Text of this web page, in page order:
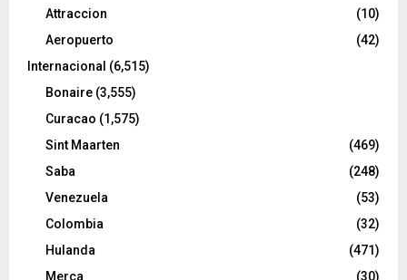
Attraccion
(10)
Aeropuerto
(42)
Internacional (6,515)
Bonaire (3,555)
Curacao (1,575)
Sint Maarten
(469)
Saba
(248)
Venezuela
(53)
Colombia
(32)
Hulanda
(471)
Merca
(30)